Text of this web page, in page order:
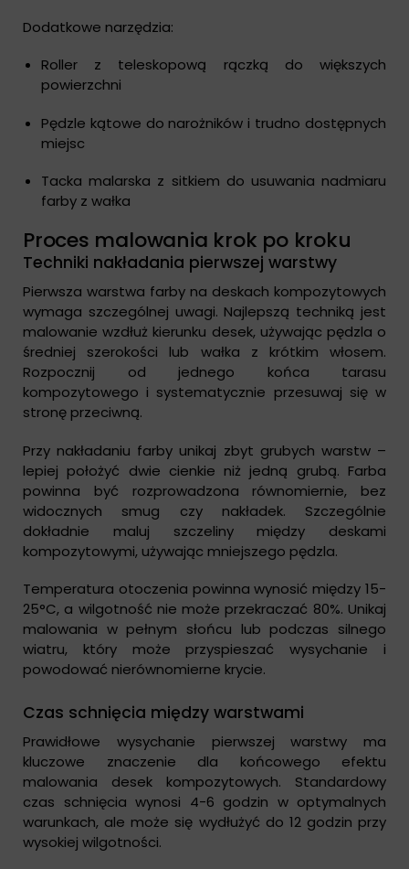
Dodatkowe narzędzia:
Roller z teleskopową rączką do większych
powierzchni
Pędzle kątowe do narożników i trudno dostępnych
miejsc
Tacka malarska z sitkiem do usuwania nadmiaru
farby z wałka
Proces malowania krok po kroku
Techniki nakładania pierwszej warstwy
Pierwsza warstwa farby na deskach kompozytowych
wymaga szczególnej uwagi. Najlepszą techniką jest
malowanie wzdłuż kierunku desek, używając pędzla o
średniej szerokości lub wałka z krótkim włosem.
Rozpocznij od jednego końca tarasu
kompozytowego i systematycznie przesuwaj się w
stronę przeciwną.
Przy nakładaniu farby unikaj zbyt grubych warstw –
lepiej położyć dwie cienkie niż jedną grubą. Farba
powinna być rozprowadzona równomiernie, bez
widocznych smug czy nakładek. Szczególnie
dokładnie maluj szczeliny między deskami
kompozytowymi, używając mniejszego pędzla.
Temperatura otoczenia powinna wynosić między 15-
25°C, a wilgotność nie może przekraczać 80%. Unikaj
malowania w pełnym słońcu lub podczas silnego
wiatru, który może przyspieszać wysychanie i
powodować nierównomierne krycie.
Czas schnięcia między warstwami
Prawidłowe wysychanie pierwszej warstwy ma
kluczowe znaczenie dla końcowego efektu
malowania desek kompozytowych. Standardowy
czas schnięcia wynosi 4-6 godzin w optymalnych
warunkach, ale może się wydłużyć do 12 godzin przy
wysokiej wilgotności.